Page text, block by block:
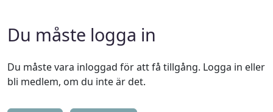
Du måste logga in
Du måste vara inloggad för att få tillgång. Logga in eller
bli medlem, om du inte är det.